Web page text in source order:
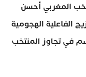
المغربي أحسن
الفاعلية الهجومية
في تجاوز المنتخب